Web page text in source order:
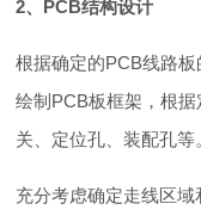
2、PCB结构设计
根据确定的PCB线路
绘制PCB板框架，根
关、定位孔、装配孔等
充分考虑确定走线区